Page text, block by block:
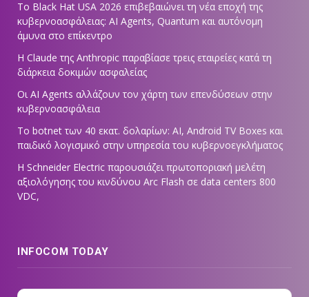
Το Black Hat USA 2026 επιβεβαιώνει τη νέα εποχή της
κυβερνοασφάλειας: AI Agents, Quantum και αυτόνομη
άμυνα στο επίκεντρο
Η Claude της Anthropic παραβίασε τρεις εταιρείες κατά τη
διάρκεια δοκιμών ασφαλείας
Οι AI Agents αλλάζουν τον χάρτη των επενδύσεων στην
κυβερνοασφάλεια
Το botnet των 40 εκατ. δολαρίων: AI, Android TV Boxes και
παιδικό λογισμικό στην υπηρεσία του κυβερνοεγκλήματος
Η Schneider Electric παρουσιάζει πρωτοποριακή μελέτη
αξιολόγησης του κινδύνου Arc Flash σε data centers 800
VDC,
INFOCOM TODAY